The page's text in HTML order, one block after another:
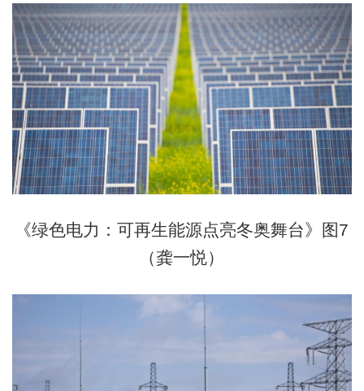
《绿色电力：可再生能源点亮冬奥舞台》图7
（龚一悦）